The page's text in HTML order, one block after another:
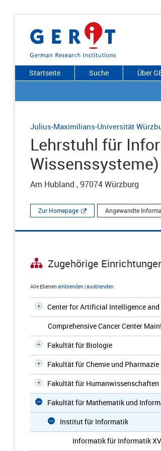
Startseite Suche Über
Julius-Maximilians-Universität
Lehrstuhl für
Wissenssysteme)
Am Hubland , 97074 Würzburg
Zur Homepage Angewandte
Zugehörige
Alle Ebenen einblenden |ausblenden
Center for Artificial Intelligence and
Comprehensive Cancer Center
Fakultät für Biologie
Fakultät für Chemie und Pharmazie
Fakultät für Humanwissenschaften
Fakultät für Mathematik und
Institut für Informatik
Informatik für Informatik